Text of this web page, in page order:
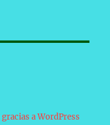
a WordPress